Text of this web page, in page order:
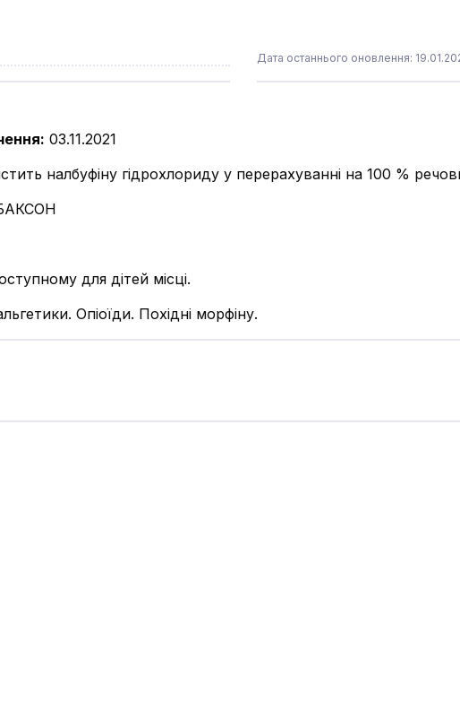
Дата останнього оновлення:
: 03.11.2021
налбуфіну гідрохлориду у перерахуванні на 100 %
для дітей місці.
Опіоїди. Похідні морфіну.